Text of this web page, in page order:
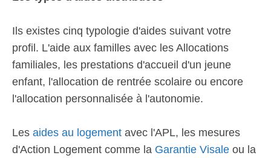
Ils existes cinq typologie d'aides suivant votre
profil. L'aide aux familles avec les Allocations
familiales, les prestations d'accueil d'un jeune
enfant, l'allocation de rentrée scolaire ou encore
l'allocation personnalisée à l'autonomie.
Les aides au logement avec l'APL, les mesures
d'Action Logement comme la Garantie Visale ou la